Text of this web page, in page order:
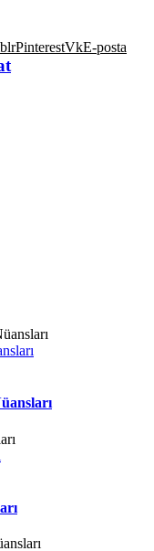
PinterestVkE-posta